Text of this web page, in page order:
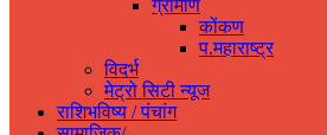
ग्रामीण
कोंकण
प.महाराष्ट्र
विदर्भ
मेट्रो सिटी न्यूज
राशिभविष्य / पंचांग